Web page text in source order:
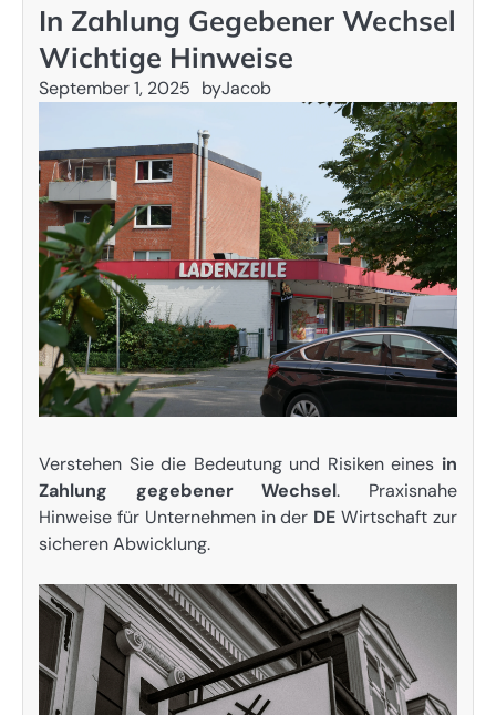
In Zahlung Gegebener Wechsel
Wichtige Hinweise
September 1, 2025 byJacob
Verstehen Sie die Bedeutung und Risiken eines in
Zahlung gegebener Wechsel. Praxisnahe
Hinweise für Unternehmen in der DE Wirtschaft zur
sicheren Abwicklung.